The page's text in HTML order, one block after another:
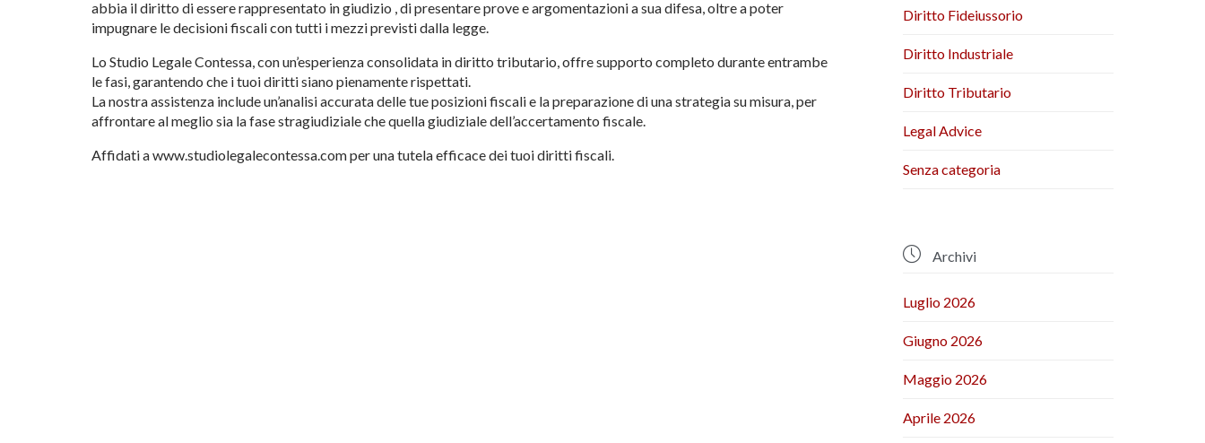
abbia il diritto di essere rappresentato in giudizio , di presentare prove e argomentazioni a sua difesa, oltre a poter
impugnare le decisioni fiscali con tutti i mezzi previsti dalla legge.
Lo Studio Legale Contessa, con un’esperienza consolidata in diritto tributario, offre supporto completo durante entrambe
le fasi, garantendo che i tuoi diritti siano pienamente rispettati.
La nostra assistenza include un’analisi accurata delle tue posizioni fiscali e la preparazione di una strategia su misura, per
affrontare al meglio sia la fase stragiudiziale che quella giudiziale dell’accertamento fiscale.
Affidati a www.studiolegalecontessa.com per una tutela efficace dei tuoi diritti fiscali.
Diritto Fideiussorio
Diritto Industriale
Diritto Tributario
Legal Advice
Senza categoria
 Archivi
Luglio 2026
Giugno 2026
Maggio 2026
Aprile 2026